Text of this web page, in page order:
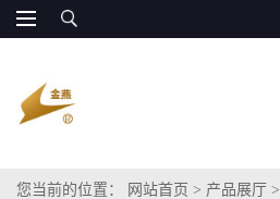
您当前的位置： 网站首页 > 产品展厅 >